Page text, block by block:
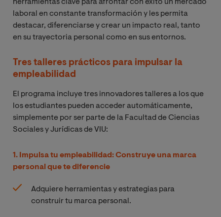
herramientas clave para afrontar con éxito un mercado
laboral en constante transformación y les permita
destacar, diferenciarse y crear un impacto real, tanto
en su trayectoria personal como en sus entornos.
Tres talleres prácticos para impulsar la
empleabilidad
El programa incluye tres innovadores talleres a los que
los estudiantes pueden acceder automáticamente,
simplemente por ser parte de la Facultad de Ciencias
Sociales y Jurídicas de VIU:
1. Impulsa tu empleabilidad: Construye una marca
personal que te diferencie
Adquiere herramientas y estrategias para
construir tu marca personal.